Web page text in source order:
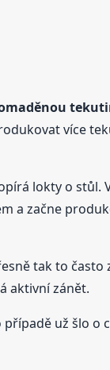
více
lokty o stůl.
a začne
tak to často
aktivní zánět.
případě už šlo